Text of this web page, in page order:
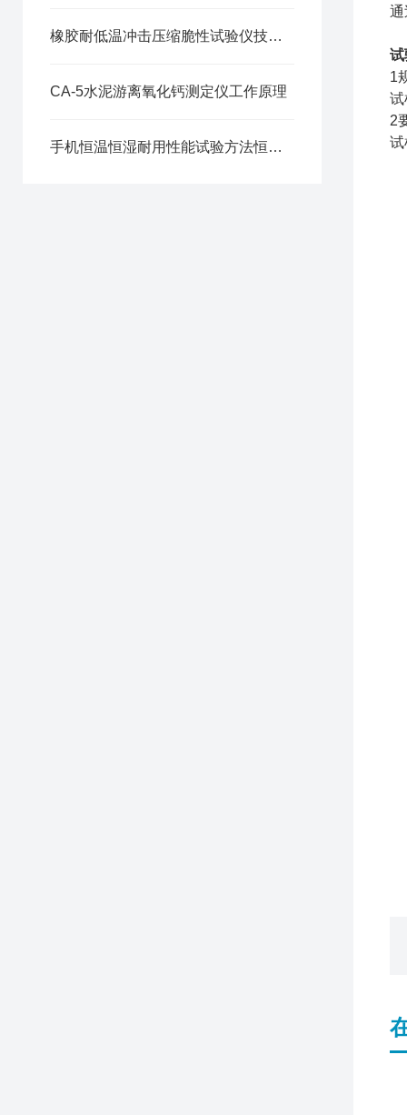
橡胶耐低温冲击压缩脆性试验仪技术特点与方案
CA-5水泥游离氧化钙测定仪工作原理
手机恒温恒湿耐用性能试验方法恒温恒湿试验箱
通
试
1
试
2
试